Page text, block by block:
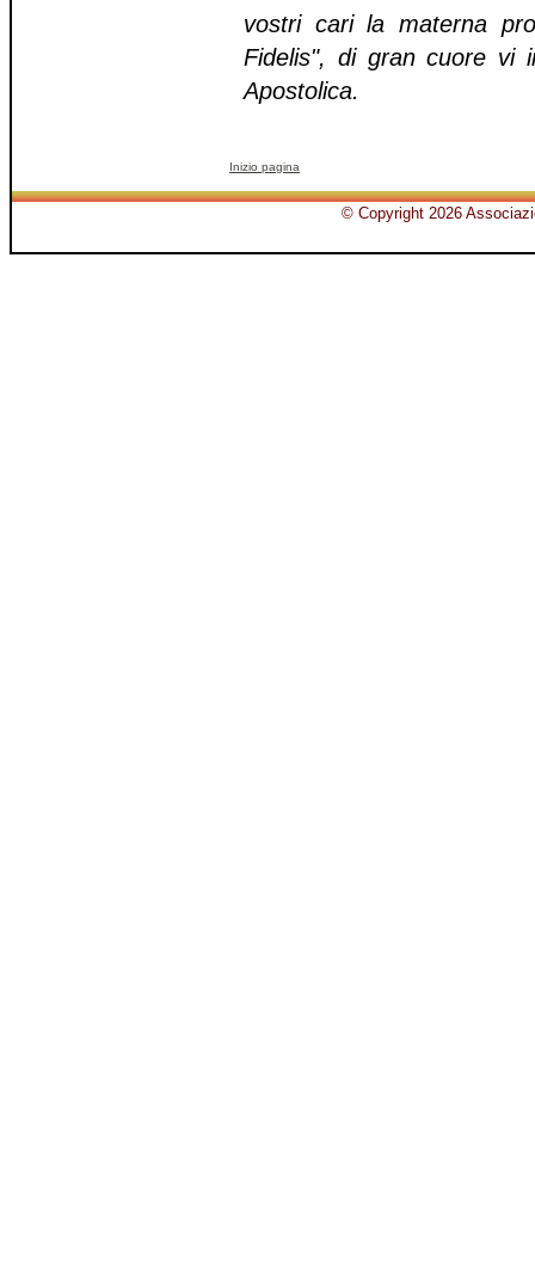
vostri cari la materna
Fidelis", di gran cuore vi
Apostolica.
Inizio pagina
© Copyright 2026